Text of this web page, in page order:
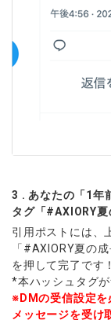
3 . あなたの「1年
タグ「#AXIORY
引用ポストには、
「#AXIORY夏の
を押して完了です！
*本ハッシュタグ
※DMの受信設定を
メッセージを受け